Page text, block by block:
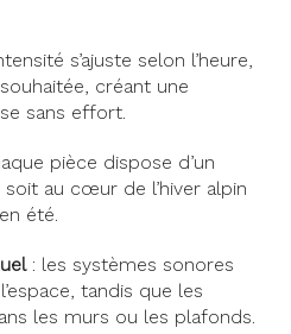
s’ajuste selon l’heure,
créant une
sans effort.
pièce dispose d’un
soit au cœur de l’hiver alpin
été.
: les systèmes sonores
tandis que les
les murs ou les plafonds.